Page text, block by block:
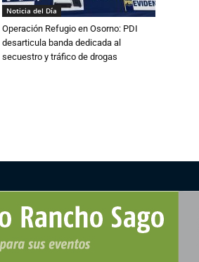
Noticia del Día
Operación Refugio en Osorno: PDI
desarticula banda dedicada al
secuestro y tráfico de drogas